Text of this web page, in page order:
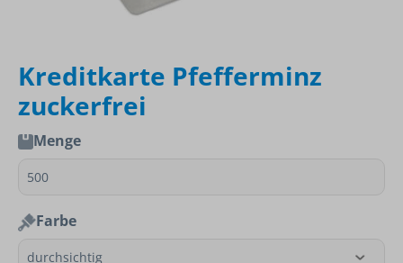
Kreditkarte Pfefferminz
zuckerfrei
Menge
Farbe